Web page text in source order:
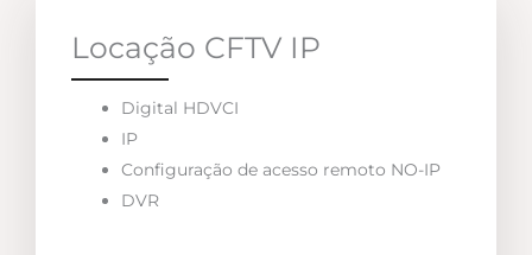
Locação CFTV IP
Digital HDVCI
IP
Configuração de acesso remoto NO-IP
DVR